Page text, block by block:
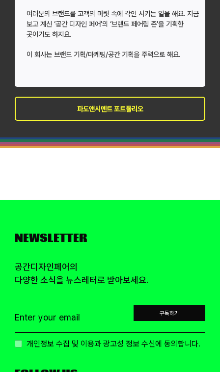
여러분의 브랜드를 고객의 머릿 속에 각인 시키는 일을 해요. 지금
보고 계신 ‘공간 디자인 페어’의 ‘브랜드 페어링 존’을 기획한
곳이기도 하지요.
이 회사는 브랜드 기획/마케팅/공간 기획을 주력으로 해요.
파도앤시멘트 포트폴리오
NEWSLETTER
공간디자인페어의
다양한 소식을 뉴스레터로 받아보세요.
구독하기
개인정보 수집 및 이용과 광고성 정보 수신에 동의합니다.